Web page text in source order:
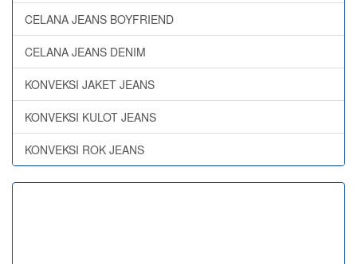
CELANA JEANS BOYFRIEND
CELANA JEANS DENIM
KONVEKSI JAKET JEANS
KONVEKSI KULOT JEANS
KONVEKSI ROK JEANS